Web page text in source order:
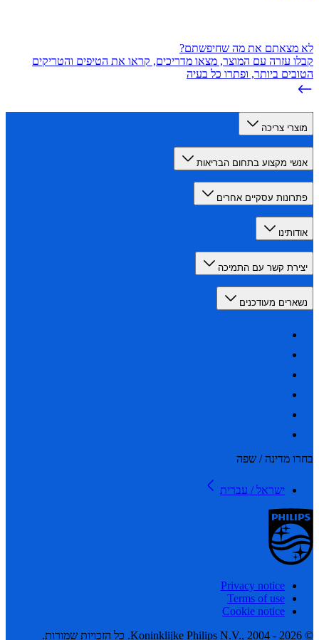
את מה שחיפשתם?
עזרה עם המוצר, מצאו מדריכים, קראו את הטיפים והטריקים
ביותר, ופתרו כל בעיה
צריכה
מקצוע בתחום הבריאות
עסקיים אחרים
קשר עם התמיכה
מעודכנים
מדינה / שפה
ישראל / עברית
Privacy notice
Terms of use
Cookie notice